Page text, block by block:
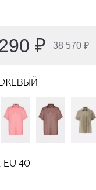
₽ 38 570 ₽
EU 40